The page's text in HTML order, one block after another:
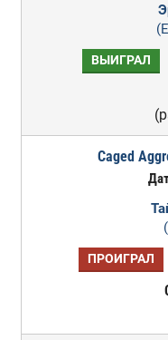
ВЫИГРАЛ
Caged
ПРОИГРАЛ